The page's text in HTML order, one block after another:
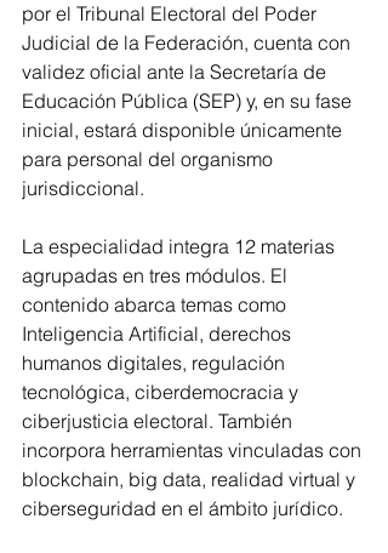
por el Tribunal Electoral del Poder
Judicial de la Federación, cuenta con
validez oficial ante la Secretaría de
Educación Pública (SEP) y, en su fase
inicial, estará disponible únicamente
para personal del organismo
jurisdiccional.
La especialidad integra 12 materias
agrupadas en tres módulos. El
contenido abarca temas como
Inteligencia Artificial, derechos
humanos digitales, regulación
tecnológica, ciberdemocracia y
ciberjusticia electoral. También
incorpora herramientas vinculadas con
blockchain, big data, realidad virtual y
ciberseguridad en el ámbito jurídico.